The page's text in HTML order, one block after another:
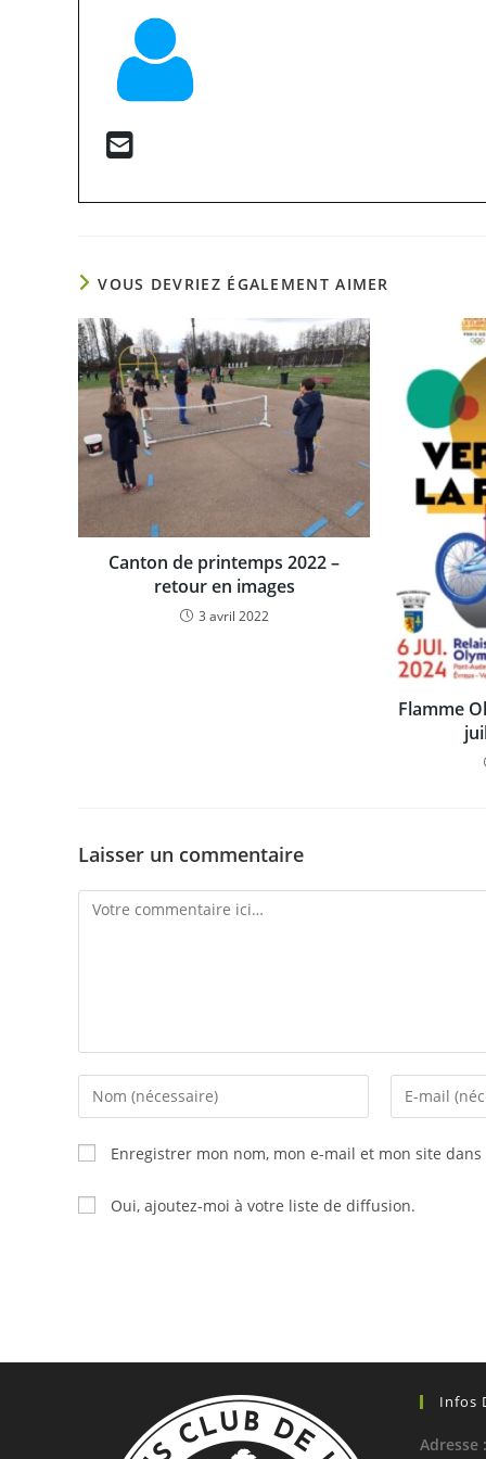
VOUS DEVRIEZ ÉGALEMENT AIMER
Canton de printemps 2022 –
retour en images
3 avril 2022
Flamme
Laisser un commentaire
Comment
Enter
your
name
or
username
Enter
your
to
Enregistrer mon nom, mon e-mail et mon site
Oui, ajoutez-moi à votre liste de diffusion.
Infos
Adresse :